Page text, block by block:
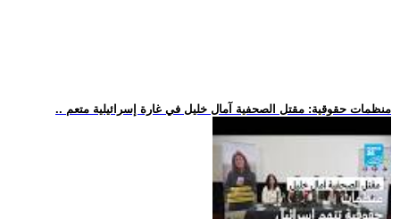
.. منظمات حقوقية: مقتل الصحفية آمال خليل في غارة إسرائيلية متعم